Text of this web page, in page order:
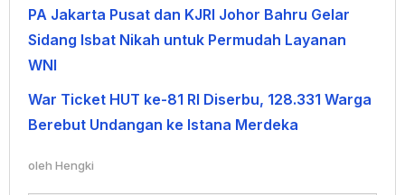
PA Jakarta Pusat dan KJRI Johor Bahru Gelar
Sidang Isbat Nikah untuk Permudah Layanan
WNI
War Ticket HUT ke-81 RI Diserbu, 128.331 Warga
Berebut Undangan ke Istana Merdeka
oleh Hengki